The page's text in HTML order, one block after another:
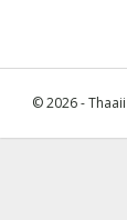
© 2026 -